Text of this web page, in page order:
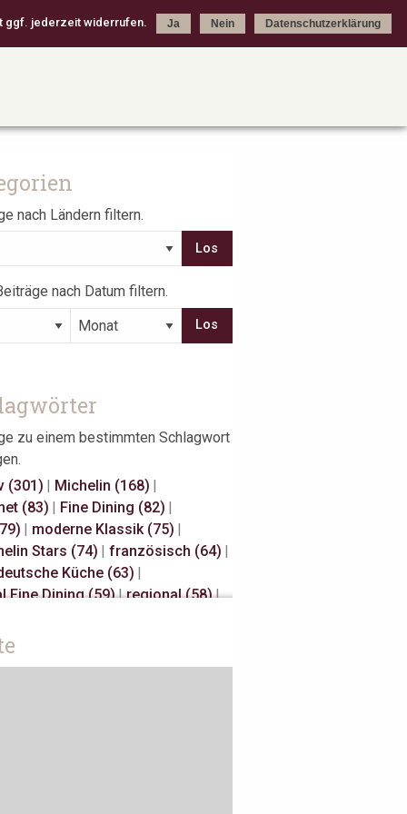
nach Ländern filtern.
nach Datum filtern.
zu einem bestimmten Schlagwort
(301)
Michelin (168)
(83)
Fine Dining (82)
moderne Klassik (75)
Stars (74)
|französisch (64)
Küche (63)
Fine Dining (59)|regional (58)|
(29)
ggf. jederzeit widerrufen. Ja Nein Datenschutzerklärung